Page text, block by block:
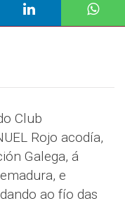
Club
Rojo acodía,
Galega, á
e
ao fío das